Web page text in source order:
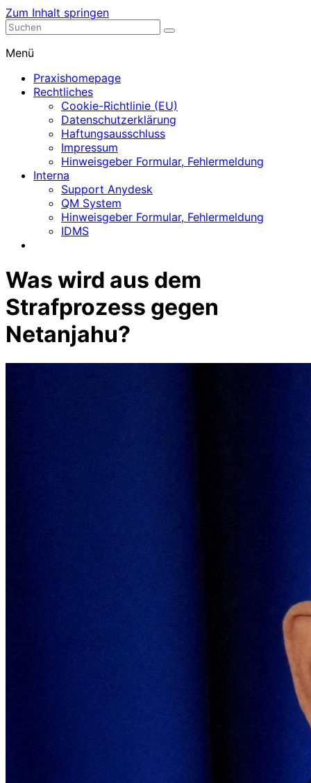
Zum Inhalt springen
Nephrologische Praxis mit Dialyse
Menü
Praxishomepage
Rechtliches
Cookie-Richtlinie (EU)
Datenschutzerklärung
Haftungsausschluss
Impressum
Hinweisgeber Formular, Fehlermeldung
Interna
Support Anydesk
QM System
Hinweisgeber Formular, Fehlermeldung
IDMS
Was wird aus dem
Strafprozess gegen
Netanjahu?